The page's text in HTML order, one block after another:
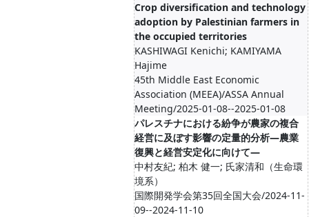
Crop diversification and technology
adoption by Palestinian farmers in
the occupied territories
KASHIWAGI Kenichi; KAMIYAMA
Hajime
45th Middle East Economic
Association (MEEA)/ASSA Annual
Meeting/2025-01-08--2025-01-08
パレスチナにおける紛争が農家の複合
経営に及ぼす影響の定量的分析―農業
復興と経営安定化に向けて―
中村友紀; 柏木 健一; 氏家清和（生命環
境系）
国際開発学会第35回全国大会/2024-11-
09--2024-11-10